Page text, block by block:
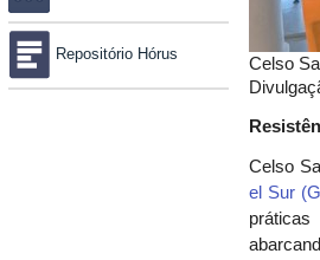
Repositório Hórus
Celso
Celso
el Sur
práticas